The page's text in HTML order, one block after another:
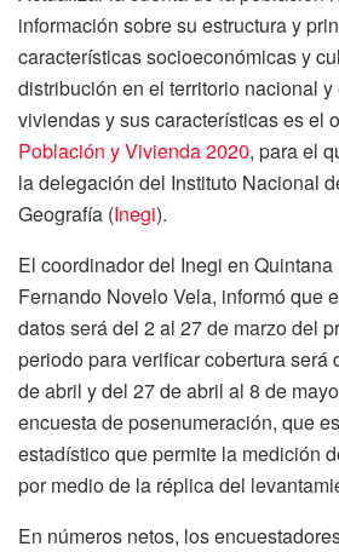
información sobre su estructura y
características socioeconómicas y
distribución en el territorio nacional
viviendas y sus características es el
Población y Vivienda 2020, para el
la delegación del Instituto Nacional
Geografía (Inegi).
El coordinador del Inegi en
Fernando Novelo Vela, informó que
datos será del 2 al 27 de marzo del
periodo para verificar cobertura será
de abril y del 27 de abril al 8 de
encuesta de posenumeración, que
estadístico que permite la medición
por medio de la réplica del
En números netos, los